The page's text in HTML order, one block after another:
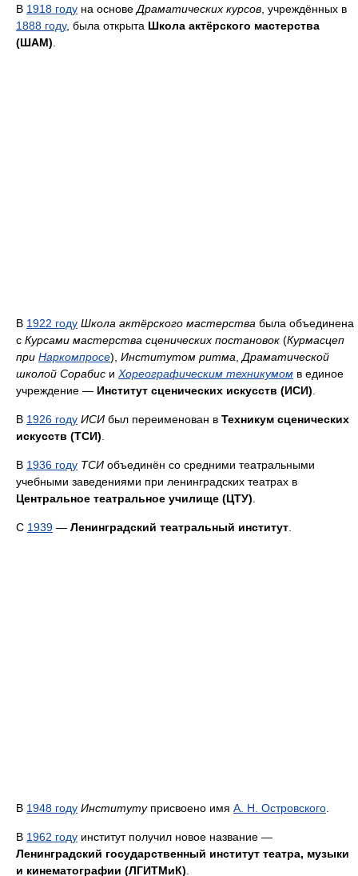
В 1918 году на основе Драматических курсов , учреждённых в
1888 году, была открыта Школа актёрского мастерства
(ШАМ)
В 1922 году Школа актёрского мастерства была объединена
с Курсами мастерства сценических постановок (Курмасцеп
при Наркомпросе), Институтом ритма Драматической
школой Сорабис и Хореографическим техникумом в единое
учреждение — Институт сценических искусств (ИСИ)
В 1926 году ИСИ был переименован в Техникум сценических
искусств (ТСИ)
В 1936 году ТСИ объединён со средними театральными
учебными заведениями при ленинградских театрах в
Центральное театральное училище (ЦТУ)
C 1939 — Ленинградский театральный институт
В 1948 году Институтуприсвоено имя А. Н. Островского
В 1962 году институт получил новое название —
Ленинградский государственный институт театра, музыки
и кинематографии (ЛГИТМиК)